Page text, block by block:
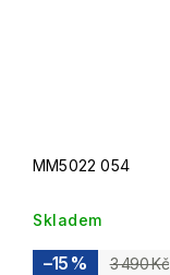
MM5022 054
Skladem
3 490 Kč
–15 %